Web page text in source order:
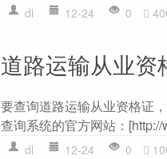
dl 12-24 0
道路运输从业资
要查询道路运输从业资格证
查询系统的官方网站：
dl 12-24 0